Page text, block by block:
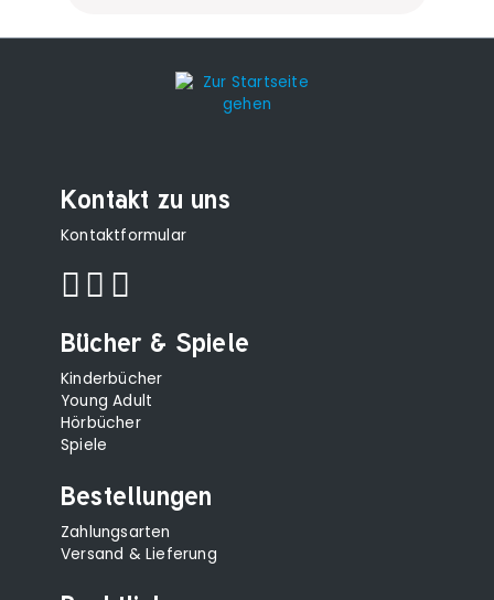
Kontakt zu uns
Kontaktformular
Bücher & Spiele
Kinderbücher
Young Adult
Hörbücher
Spiele
Bestellungen
Zahlungsarten
Versand & Lieferung